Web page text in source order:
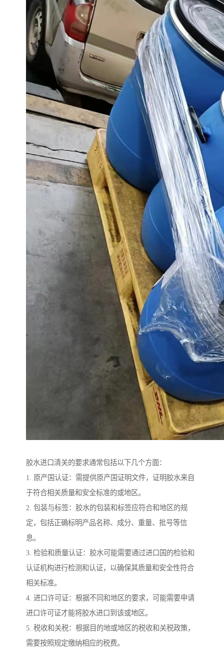
胶水进口清关的要求通常包括以下几个方面：
1. 原产国认证：需提供原产国证明文件，证明胶水来自
于符合相关质量和安全标准的或地区。
2. 包装与标签：胶水的包装和标签应符合和地区的规
定，包括正确标明产品名称、成分、重量、批号等信
息。
3. 检验和质量认证：胶水可能需要通过进口国的检验和
认证机构进行检测和认证，以确保其质量和安全性符合
相关标准。
4. 进口许可证：根据不同和地区的要求，可能需要申请
进口许可证才能将胶水进口到该或地区。
5. 税收和关税：根据目的地或地区的税收和关税政策，
需要按照规定缴纳相应的税费。